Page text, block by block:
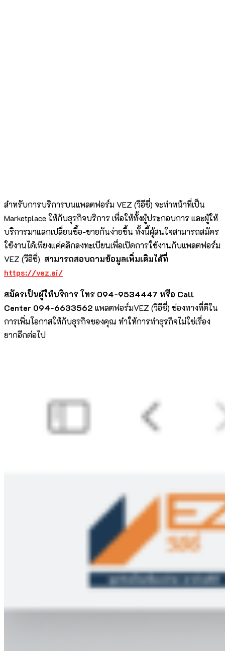
สำหรับการบริการบนแพลตฟอร์ม VEZ (วีอีซี่) จะทำหน้าที่เป็น
Marketplace ให้กับธุรกิจบริการ เพื่อให้ทั้งผู้ประกอบการ และผู้ให้
บริการมาแลกเปลี่ยนซื้อ-ขายกันง่ายขึ้น ทั้งนี้ผู้สนใจสามารถสมัคร
ใช้งานได้เพียงแค่คลิกลงทะเบียนเพื่อเปิดการใช้งานกับแพลตฟอร์ม
VEZ (วีอีซี่) สามารถสอบถามข้อมูลเพิ่มเติมได้ที่
https://vez.ai/
สมัครเป็นผู้ให้บริการ โทร 094-9534447 หรือ Call
Center 094-6633562 แพลตฟอร์มVEZ (วีอีซี่) ช่องทางที่ดีใน
การเพิ่มโอกาสให้กับธุรกิจของคุณ ทำให้การทำธุรกิจไม่ใช่เรื่อง
ยากอีกต่อไป